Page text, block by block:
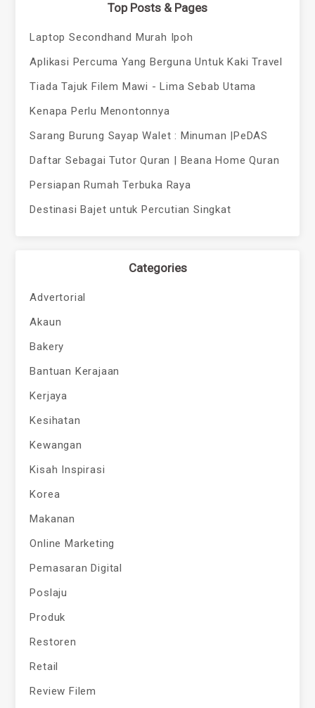
Top Posts & Pages
Laptop Secondhand Murah Ipoh
Aplikasi Percuma Yang Berguna Untuk Kaki Travel
Tiada Tajuk Filem Mawi - Lima Sebab Utama
Kenapa Perlu Menontonnya
Sarang Burung Sayap Walet : Minuman |PeDAS
Daftar Sebagai Tutor Quran | Beana Home Quran
Persiapan Rumah Terbuka Raya
Destinasi Bajet untuk Percutian Singkat
Categories
Advertorial
Akaun
Bakery
Bantuan Kerajaan
Kerjaya
Kesihatan
Kewangan
Kisah Inspirasi
Korea
Makanan
Online Marketing
Pemasaran Digital
Poslaju
Produk
Restoren
Retail
Review Filem